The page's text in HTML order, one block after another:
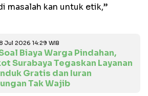
masalah kan untuk etik,”
Jul 2026 14:29 WIB
Biaya Warga Pindahan,
Surabaya Tegaskan Layanan
Gratis dan Iuran
Tak Wajib